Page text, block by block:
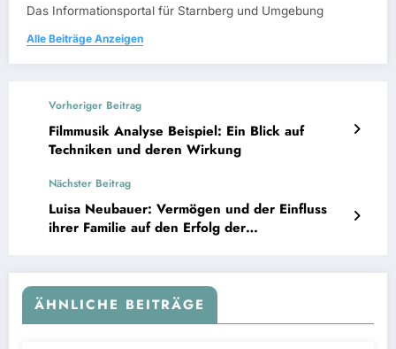
Das Informationsportal für Starnberg und Umgebung
Alle Beiträge Anzeigen
Vorheriger Beitrag
Filmmusik Analyse Beispiel: Ein Blick auf
Techniken und deren Wirkung
Nächster Beitrag
Luisa Neubauer: Vermögen und der Einfluss
ihrer Familie auf den Erfolg der
ÄHNLICHE BEITRÄGE